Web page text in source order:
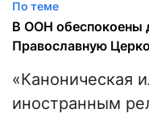
По теме
В ООН обеспокоены
Православную
«Каноническая
иностранным